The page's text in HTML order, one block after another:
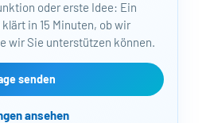
oder erste Idee: Ein
in 15 Minuten, ob wir
wir Sie unterstützen können.
senden
ansehen